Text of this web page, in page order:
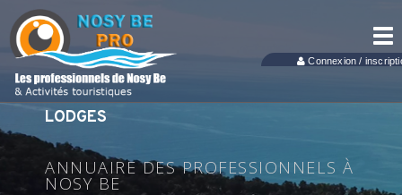
Connexion /
LODGES
ANNUAIRE DES PROFESSIONNELS À
NOSY BE